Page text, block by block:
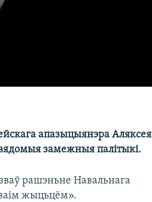
апазыцыянэра Аляксея
замежныя палітыкі.
рашэньне Навальнага
жыцьцём».